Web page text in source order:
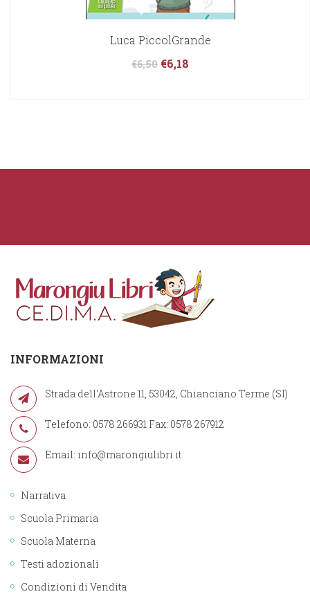
Luca PiccolGrande
€6,50 €6,18
INFORMAZIONI
Strada dell'Astrone 11, 53042, Chianciano Terme (SI)
Telefono: 0578 266931 Fax: 0578 267912
Email: info@marongiulibri.it
Narrativa
Scuola Primaria
Scuola Materna
Testi adozionali
Condizioni di Vendita